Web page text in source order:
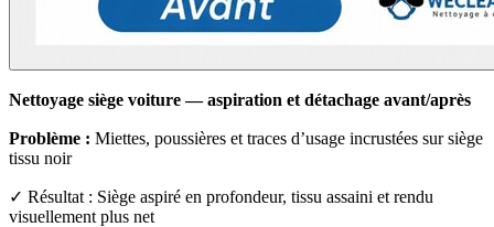
Nettoyage siège voiture — aspiration et détachage avant/après
Problème : Miettes, poussières et traces d’usage incrustées sur siège
tissu noir
✓ Résultat : Siège aspiré en profondeur, tissu assaini et rendu
visuellement plus net